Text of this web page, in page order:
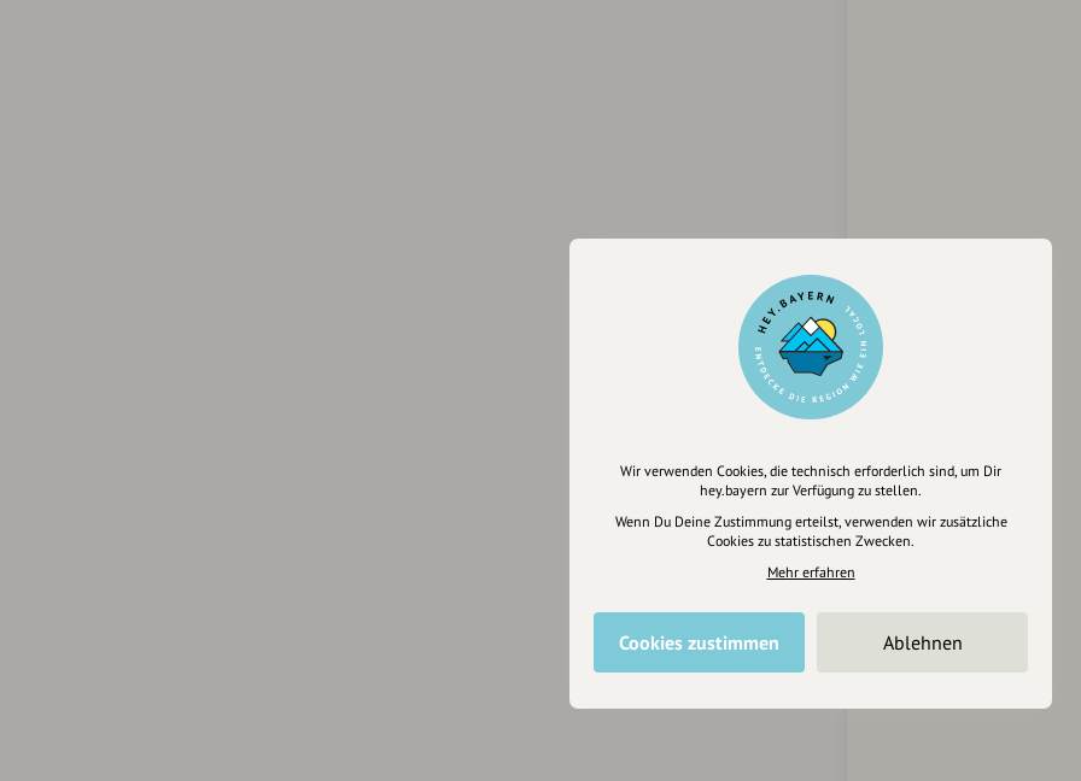
Wir verwenden Cookies, die technisch erforderlich sind, um Dir
hey.bayern zur Verfügung zu stellen.
Wenn Du Deine Zustimmung erteilst, verwenden wir zusätzliche
Cookies zu statistischen Zwecken.
Mehr erfahren
Cookies zustimmen Ablehnen